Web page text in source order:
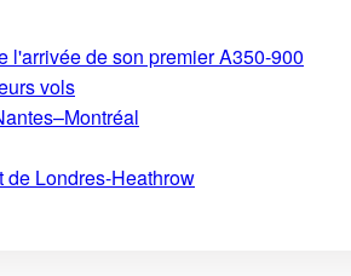
l'arrivée de son premier A350-900
vols
de Londres-Heathrow